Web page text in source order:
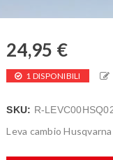
24,95 €
1 DISPONIBILI
SKU: R-
Leva cambio Husqvarna